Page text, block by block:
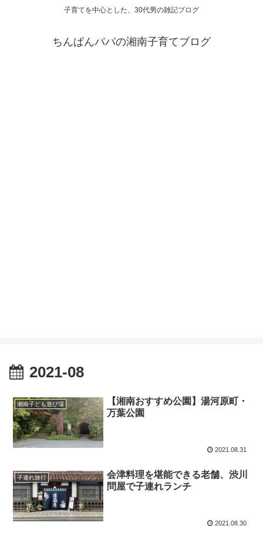
子育てを中心とした、30代男の雑記ブログ
ちんぱんパパの湘南子育てブログ
2021-08
湘南子ども遊び場
【湘南おすすめ公園】湯河原町・
万葉公園
2021.08.31
子連れ旅行
会津料理を堪能できる老舗、渋川
問屋で子連れランチ
2021.08.30